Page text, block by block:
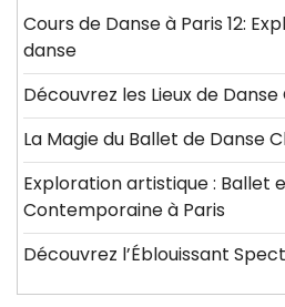
Cours de Danse à Paris 12:
danse
Découvrez les Lieux de
La Magie du Ballet de Danse
Exploration artistique : Ballet
Contemporaine à Paris
Découvrez l’Éblouissant